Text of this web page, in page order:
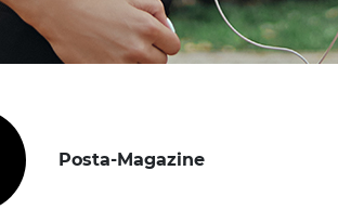
Posta-Magazine